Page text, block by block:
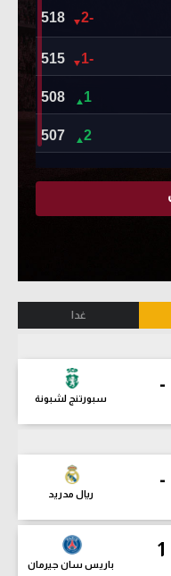
غدا
-
سبورتنج لشبونة
-
ريال مدريد
1
باريس سان جيرمان